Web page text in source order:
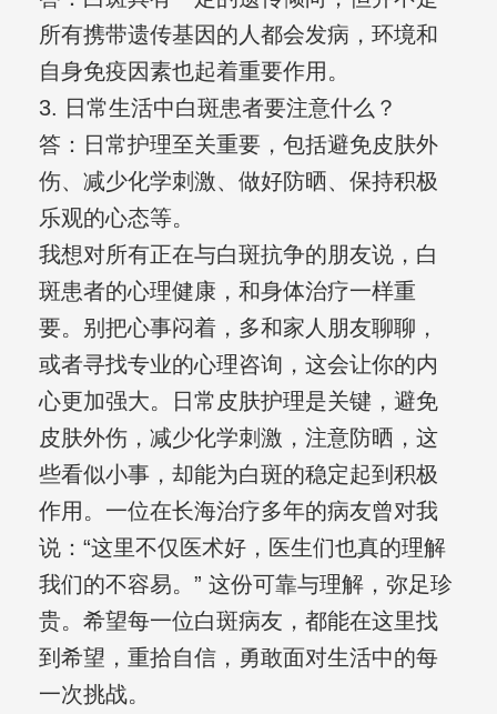
所有携带遗传基因的人都会发病，环境和
自身免疫因素也起着重要作用。
3. 日常生活中白斑患者要注意什么？
答：日常护理至关重要，包括避免皮肤外
伤、减少化学刺激、做好防晒、保持积极
乐观的心态等。
我想对所有正在与白斑抗争的朋友说，白
斑患者的心理健康，和身体治疗一样重
要。别把心事闷着，多和家人朋友聊聊，
或者寻找专业的心理咨询，这会让你的内
心更加强大。日常皮肤护理是关键，避免
皮肤外伤，减少化学刺激，注意防晒，这
些看似小事，却能为白斑的稳定起到积极
作用。一位在长海治疗多年的病友曾对我
说：“这里不仅医术好，医生们也真的理解
我们的不容易。” 这份可靠与理解，弥足珍
贵。希望每一位白斑病友，都能在这里找
到希望，重拾自信，勇敢面对生活中的每
一次挑战。